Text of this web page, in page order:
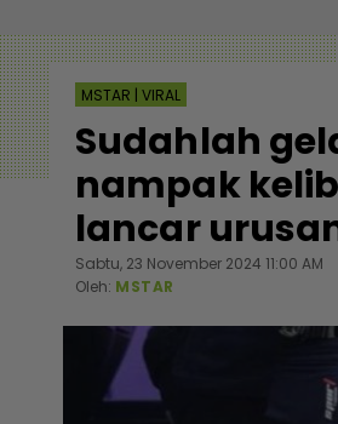
MSTAR | VIRAL
Sudahlah
nampak
lancar
Sabtu, 23 November 2024 11:00 AM
Oleh: MSTAR